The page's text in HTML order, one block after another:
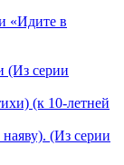
«Идите в
(Из серии
(к 10-летней
(Из серии